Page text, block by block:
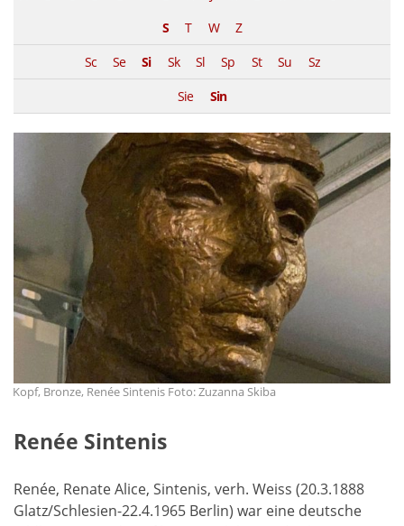
S
T W
Z
Sc
Se Si Sk Sl Sp St Su
Sz
Sie
Sin
Kopf, Bronze, Renée Sintenis Foto: Zuzanna Skiba
Renée Sintenis
Renée, Renate Alice, Sintenis, verh. Weiss (20.3.1888
Glatz/Schlesien-22.4.1965 Berlin) war eine deutsche